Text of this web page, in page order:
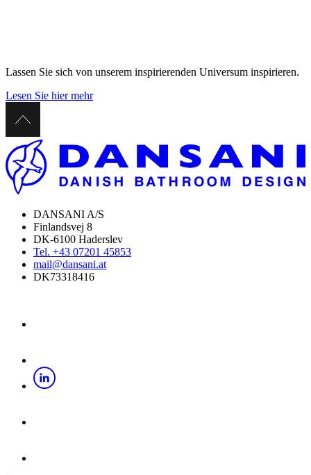
Lassen Sie sich von unserem inspirierenden Universum inspirieren.
Lesen Sie hier mehr
DANSANI A/S
Finlandsvej 8
DK-6100 Haderslev
Tel. +43 07201 45853
mail@dansani.at
DK73318416